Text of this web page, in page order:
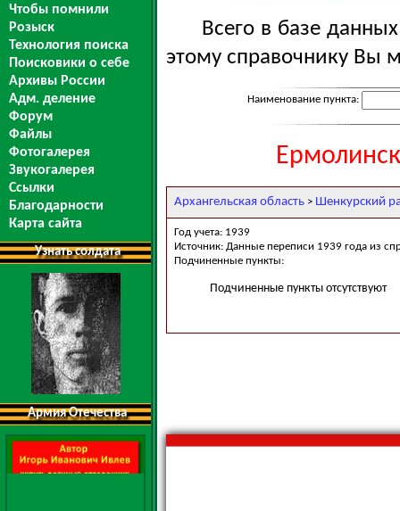
Чтобы помнили
Розыск
Технология поиска
Поисковики о себе
Архивы России
Адм. деление
Форум
Файлы
Фотогалерея
Звукогалерея
Ссылки
Благодарности
Карта сайта
Узнать солдата
Армия Отечества
Всего в базе
этому справочнику Вы
Наименование пункта:
Архангельская область > Шенкурский
Год учета: 1939
Источник: Данные переписи 1939 года из
Подчиненные пункты:
Подчиненные пункты отсутствуют